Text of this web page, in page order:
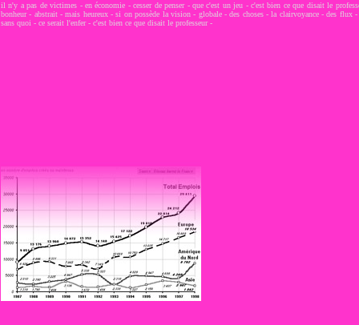
il n'y a pas de victimes - en économie - cesser de penser - que c'est un jeu - c'est bien ce que disait le
bonheur - abstrait - mais heureux - si on possède la vision - globale - des choses - la clairvoyance - des
sans quoi - ce serait l'enfer - c'est bien ce que disait le professeur -